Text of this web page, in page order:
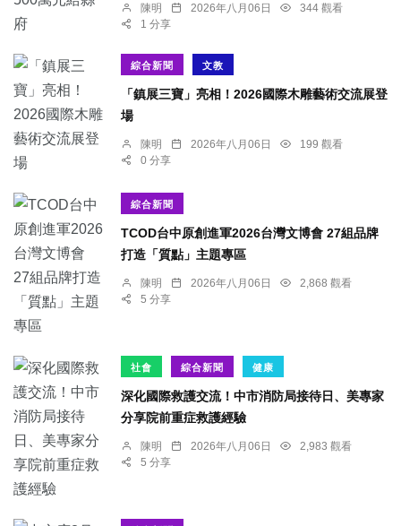
陳明 2026年八月06日
344 觀看
1 分享
綜合新聞 文教
「鎮展三寶」亮相！2026國際木雕藝術交流展登
場
陳明 2026年八月06日
199 觀看
0 分享
綜合新聞
TCOD台中原創進軍2026台灣文博會 27組品牌
打造「質點」主題專區
陳明 2026年八月06日
2,868 觀看
5 分享
社會 綜合新聞 健康
深化國際救護交流！中市消防局接待日、美專家
分享院前重症救護經驗
陳明 2026年八月06日
2,983 觀看
5 分享